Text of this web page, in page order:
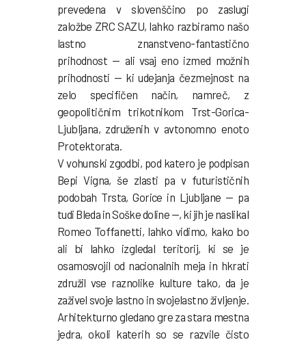
prevedena v slovenščino po zaslugi
založbe ZRC SAZU, lahko razbiramo našo
lastno znanstveno-fantastično
prihodnost — ali vsaj eno izmed možnih
prihodnosti — ki udejanja čezmejnost na
zelo specifičen način, namreč, z
geopolitičnim trikotnikom Trst-Gorica-
Ljubljana, združenih v avtonomno enoto
Protektorata.
V vohunski zgodbi, pod katero je podpisan
Bepi Vigna, še zlasti pa v futurističnih
podobah Trsta, Gorice in Ljubljane — pa
tudi Bleda in Soške doline —, ki jih je naslikal
Romeo Toffanetti, lahko vidimo, kako bo
ali bi lahko izgledal teritorij, ki se je
osamosvojil od nacionalnih meja in hkrati
združil vse raznolike kulture tako, da je
zaživel svoje lastno in svojelastno življenje.
Arhitekturno gledano gre za stara mestna
jedra, okoli katerih so se razvile čisto